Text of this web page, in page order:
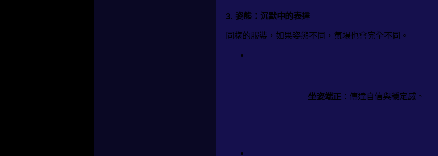
3. 姿態：沉默中的表達
同樣的服裝，如果姿態不同，氣場也會完全不同。
坐姿端正 ：傳達自信與穩定感。